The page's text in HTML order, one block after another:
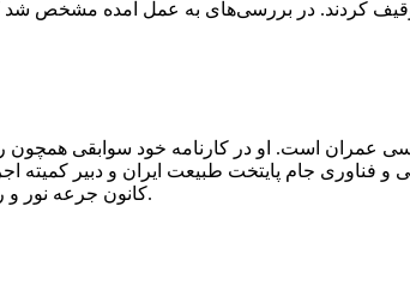
حمل می‌کرد، توقیف کردند. در بررسی‌های به عمل
عمران است. او در کارنامه خود سوابقی
جام پایتخت طبیعت ایران و دبیر کمیته
کانون جرعه نور و رئیس کمیته اجرایی اولین دوره مسابقات ملی و فناوری جام پایتخت طبیعت ایران را دارد.